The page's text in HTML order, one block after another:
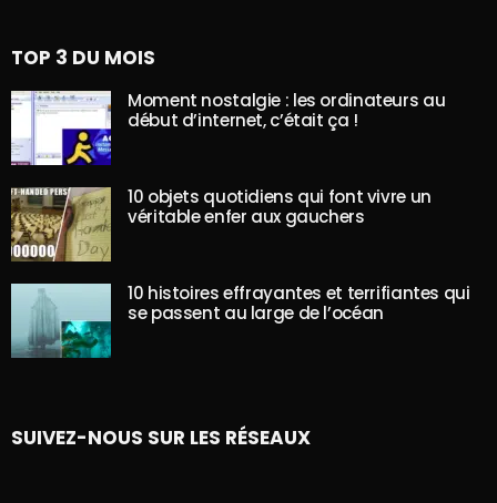
TOP 3 DU MOIS
Moment nostalgie : les ordinateurs au
début d’internet, c’était ça !
10 objets quotidiens qui font vivre un
véritable enfer aux gauchers
10 histoires effrayantes et terrifiantes qui
se passent au large de l’océan
SUIVEZ-NOUS SUR LES RÉSEAUX